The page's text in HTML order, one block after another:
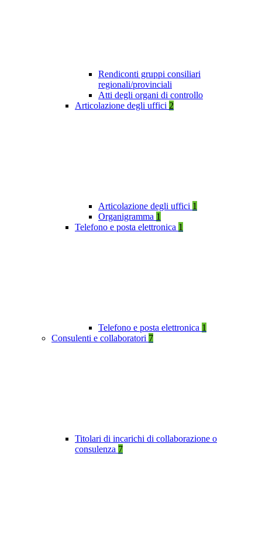
Rendiconti gruppi consiliari
regionali/provinciali
Atti degli organi di controllo
Articolazione degli uffici 2
Articolazione degli uffici 1
Organigramma 1
Telefono e posta elettronica 1
Telefono e posta elettronica 1
Consulenti e collaboratori 7
Titolari di incarichi di collaborazione o
consulenza 7